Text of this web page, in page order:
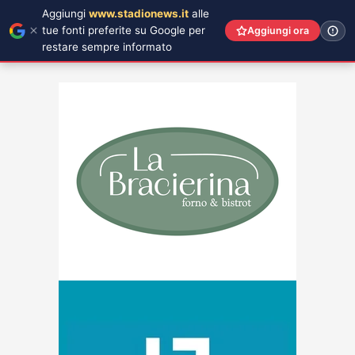
Aggiungi www.stadionews.it alle
tue fonti preferite su Google per
restare sempre informato
Aggiungi ora